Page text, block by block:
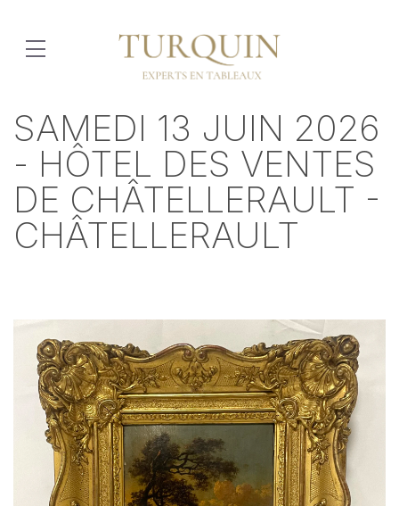
SAMEDI 13 JUIN 2026
- HÔTEL DES VENTES
DE CHÂTELLERAULT -
CHÂTELLERAULT